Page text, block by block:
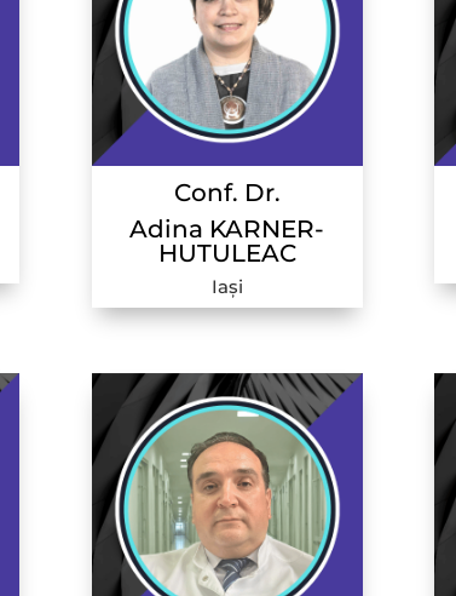
Conf. Dr.
Adina KARNER-
HUTULEAC
Iași